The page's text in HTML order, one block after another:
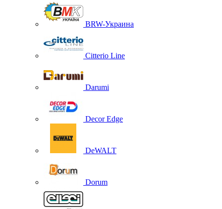
BRW-Украина
Citterio Line
Darumi
Decor Edge
DeWALT
Dorum